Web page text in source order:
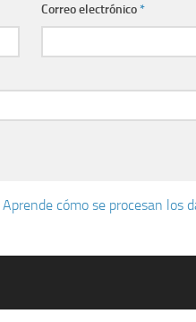
Correo electrónico*
Aprende cómo se procesan los